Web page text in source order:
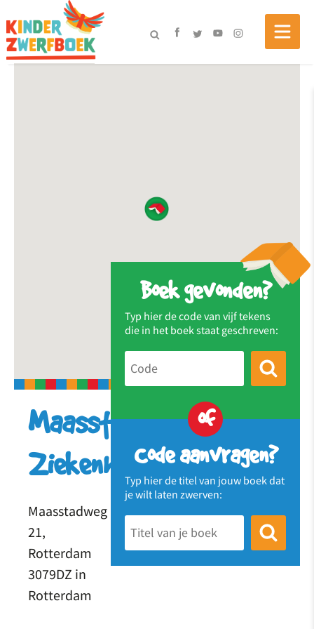
Boek gevonden?
Typ hier de code van vijf tekens
die in het boek staat geschreven:
of
Code aanvragen?
Typ hier de titel van jouw boek dat
je wilt laten zwerven:
Maasstad
Ziekenhuis
Maasstadweg
21,
Rotterdam
3079DZ in
Rotterdam